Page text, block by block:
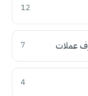
12
عملات 7
4